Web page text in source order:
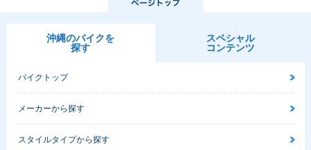
沖縄のバイクを
探す
スペシャル
コンテンツ
バイクトップ
メーカーから探す
スタイルタイプから探す